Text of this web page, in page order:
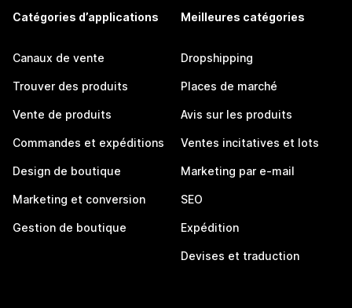
Catégories d’applications
Canaux de vente
Trouver des produits
Vente de produits
Commandes et expéditions
Design de boutique
Marketing et conversion
Gestion de boutique
Meilleures catégories
Dropshipping
Places de marché
Avis sur les produits
Ventes incitatives et lots
Marketing par e-mail
SEO
Expédition
Devises et traduction